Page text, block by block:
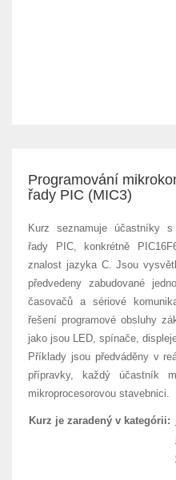
Programování
řady PIC (MIC3)
Kurz seznamuje účastníky s
řady PIC, konkrétně
znalost jazyka C. Jsou
předvedeny zabudované
časovačů a sériové
řešení programové obsluhy
jako jsou LED, spínače,
Příklady jsou předváděny v
přípravky, každý účastník
mikroprocesorovou stavebnici.
Kurz je zaradený v kategórii: